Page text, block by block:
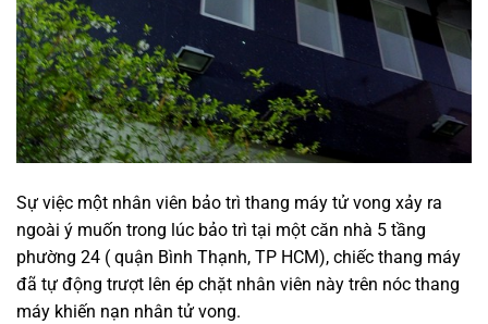
Sự việc một nhân viên bảo trì thang máy tử vong xảy ra
ngoài ý muốn trong lúc bảo trì tại một căn nhà 5 tầng
phường 24 ( quận Bình Thạnh, TP HCM), chiếc thang máy
đã tự động trượt lên ép chặt nhân viên này trên nóc thang
máy khiến nạn nhân tử vong.